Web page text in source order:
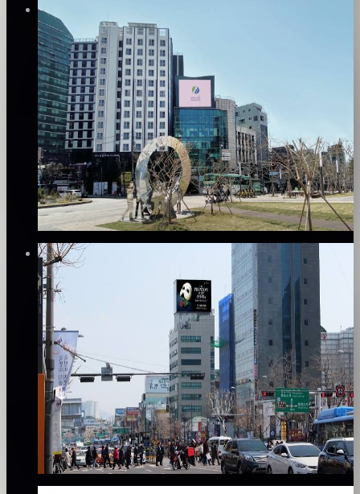
Verified
⚡ 즉시 예약(안내)
✅ 집행 검증
DOOH
신촌 31 전광판 광고
서대문구
양호 · 60점집행 이력·리뷰·데이터 완성도 기반 산정
₩500만·월
Verified
⚡ 즉시 예약(안내)
✅ 집행 검증
DOOH
종로3가 화영빌딩 전광판 광고
종로구
양호 · 60점집행 이력·리뷰·데이터 완성도 기반 산정
₩500만·월